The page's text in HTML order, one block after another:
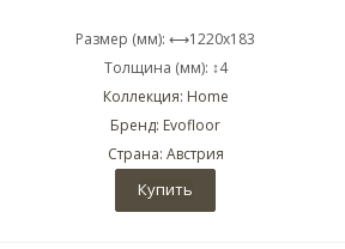
Размер (мм): ⟷1220x183
Толщина (мм): ↕4
Коллекция: Home
Бренд: Evofloor
Страна: Австрия
Купить